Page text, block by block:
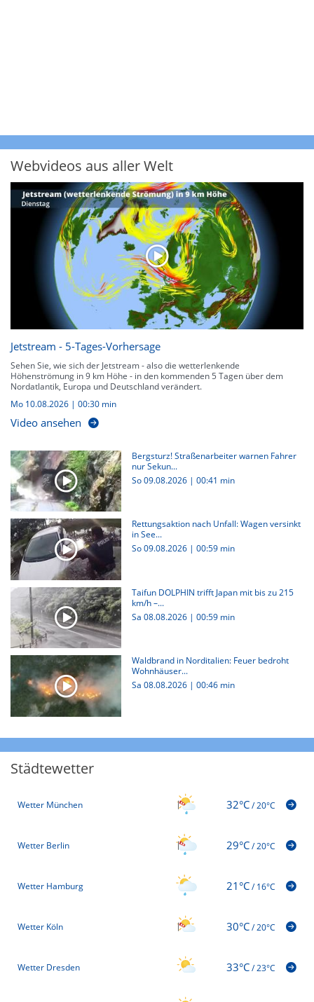
Webvideos aus aller Welt
Jetstream - 5-Tages-Vorhersage
Sehen Sie, wie sich der Jetstream - also die wetterlenkende
Höhenströmung in 9 km Höhe - in den kommenden 5 Tagen über dem
Nordatlantik, Europa und Deutschland verändert.
Mo 10.08.2026 | 00:30 min
Video ansehen
Bergsturz! Straßenarbeiter warnen Fahrer
nur Sekun...
So 09.08.2026 |00:41 min
Rettungsaktion nach Unfall: Wagen versinkt
in See...
So 09.08.2026 |00:59 min
Taifun DOLPHIN trifft Japan mit bis zu 215
km/h –...
Sa 08.08.2026 |00:59 min
Waldbrand in Norditalien: Feuer bedroht
Wohnhäuser...
Sa 08.08.2026 |00:46 min
Städtewetter
Wetter München 32°C/20°C
Wetter Berlin 29°C/20°C
Wetter Hamburg 21°C/16°C
Wetter Köln 30°C/20°C
Wetter Dresden 33°C/23°C